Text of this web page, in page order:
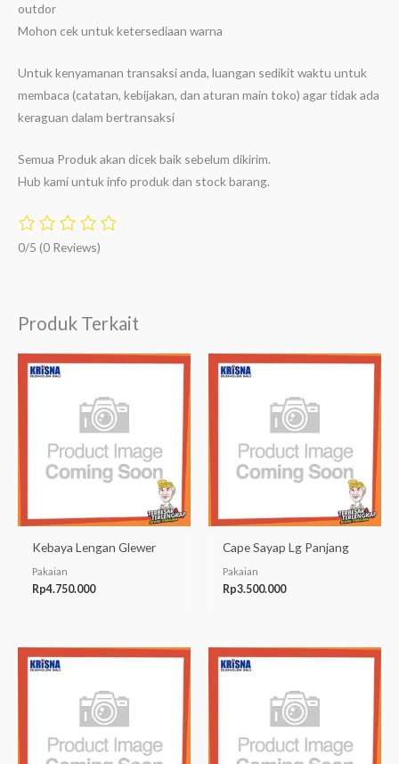
outdor
Mohon cek untuk ketersediaan warna
Untuk kenyamanan transaksi anda, luangan sedikit waktu untuk
membaca (catatan, kebijakan, dan aturan main toko) agar tidak ada
keraguan dalam bertransaksi
Semua Produk akan dicek baik sebelum dikirim.
Hub kami untuk info produk dan stock barang.
0/5 (0 Reviews)
Produk Terkait
Kebaya Lengan Glewer
Pakaian
Rp4.750.000
Cape Sayap Lg Panjang
Pakaian
Rp3.500.000